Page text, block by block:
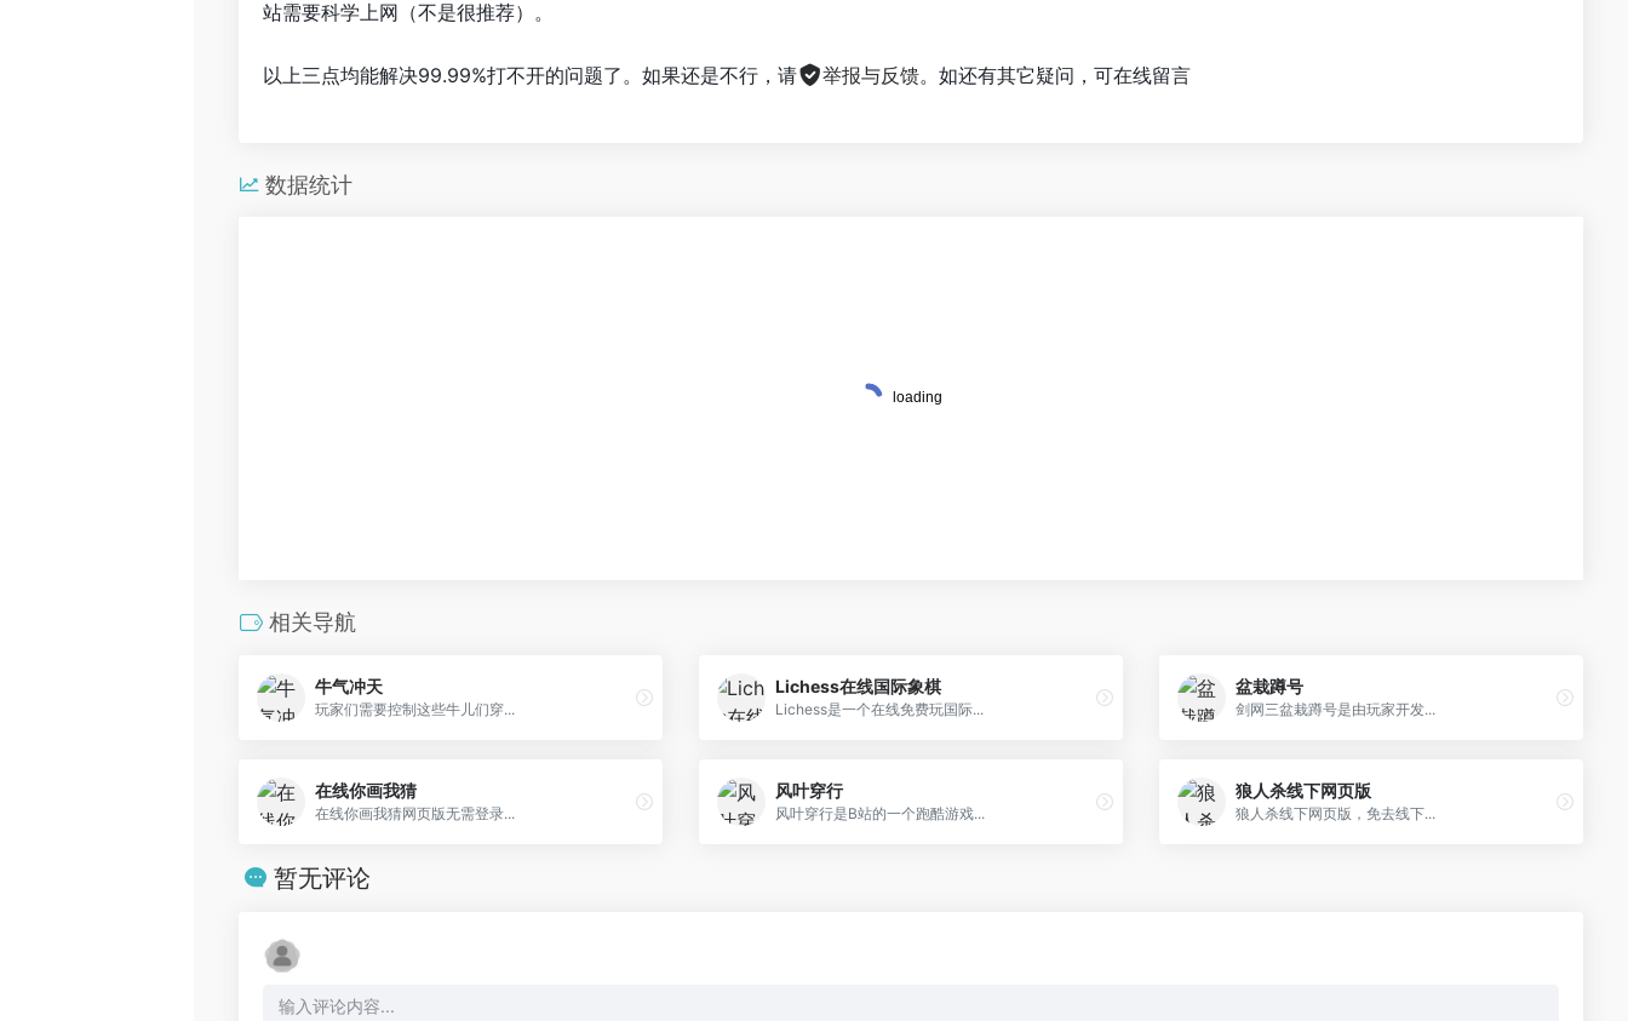
站需要科学上网（不是很推荐）。
以上三点均能解决99.99%打不开的问题了。如果还是不行，请 举报与反馈。如还有其它疑问，可在线留言
数据统计
相关导航
牛气冲天
玩家们需要控制这些牛儿们穿...
Lichess在线国际象棋
Lichess是一个在线免费玩国际...
盆栽蹲号
剑网三盆栽蹲号是由玩家开发...
在线你画我猜
在线你画我猜网页版无需登录...
风叶穿行
风叶穿行是B站的一个跑酷游戏...
狼人杀线下网页版
狼人杀线下网页版，免去线下...
暂无评论